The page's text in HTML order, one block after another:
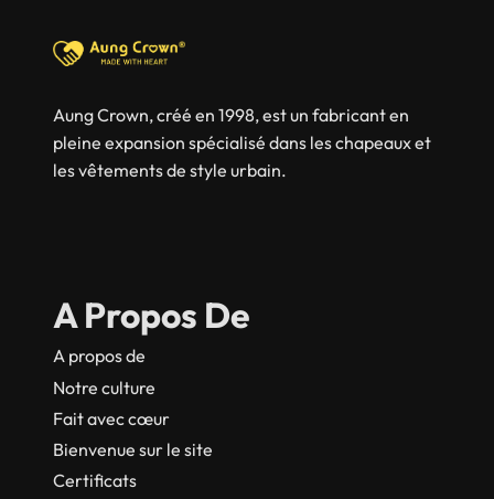
Aung Crown, créé en 1998, est un fabricant en
pleine expansion spécialisé dans les chapeaux et
les vêtements de style urbain.
A Propos De
A propos de
Notre culture
Fait avec cœur
Bienvenue sur le site
Certificats